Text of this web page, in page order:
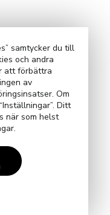
samtycker du till
och andra
att förbättra
av
Om
Ditt
när som helst